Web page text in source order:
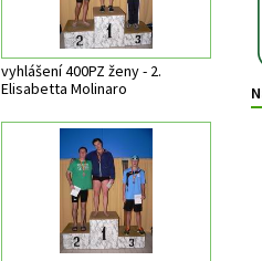
vyhlášení 400PZ ženy - 2.
Elisabetta Molinaro